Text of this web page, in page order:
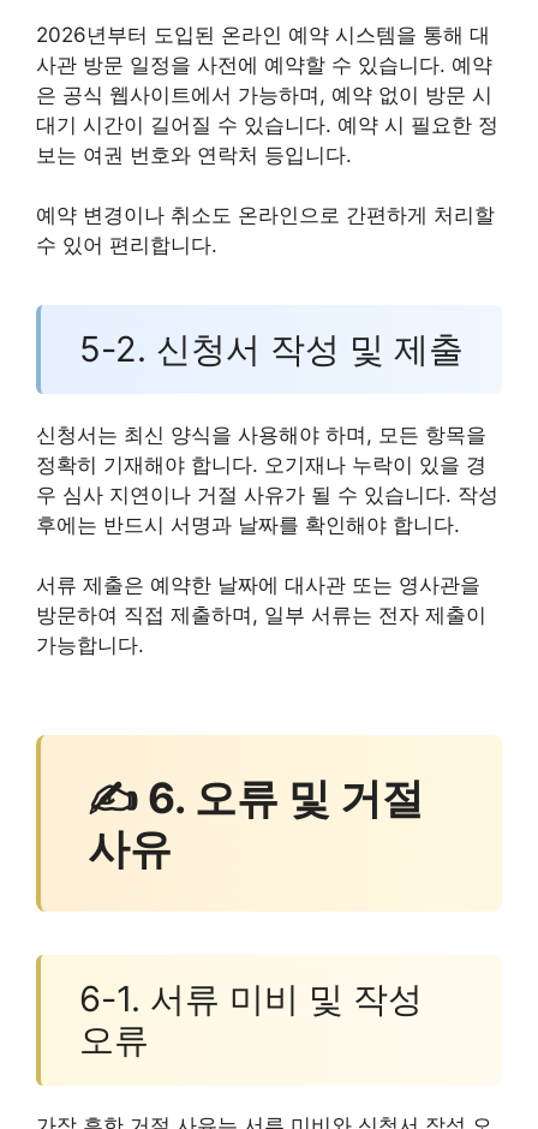
2026년부터 도입된 온라인 예약 시스템을 통해 대
사관 방문 일정을 사전에 예약할 수 있습니다. 예약
은 공식 웹사이트에서 가능하며, 예약 없이 방문 시
대기 시간이 길어질 수 있습니다. 예약 시 필요한 정
보는 여권 번호와 연락처 등입니다.
예약 변경이나 취소도 온라인으로 간편하게 처리할
수 있어 편리합니다.
5-2. 신청서 작성 및 제출
신청서는 최신 양식을 사용해야 하며, 모든 항목을
정확히 기재해야 합니다. 오기재나 누락이 있을 경
우 심사 지연이나 거절 사유가 될 수 있습니다. 작성
후에는 반드시 서명과 날짜를 확인해야 합니다.
서류 제출은 예약한 날짜에 대사관 또는 영사관을
방문하여 직접 제출하며, 일부 서류는 전자 제출이
가능합니다.
✍ 6. 오류 및 거절
사유
6-1. 서류 미비 및 작성
오류